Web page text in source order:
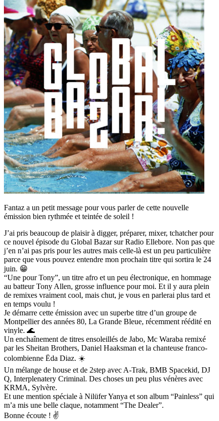
Fantaz a un petit message pour vous parler de cette nouvelle
émission bien rythmée et teintée de soleil !
J’ai pris beaucoup de plaisir à digger, préparer, mixer, tchatcher pour
ce nouvel épisode du Global Bazar sur Radio Ellebore. Non pas que
j’en n’ai pas pris pour les autres mais celle-là est un peu particulière
parce que vous pouvez entendre mon prochain titre qui sortira le 24
juin. 😁
“Une pour Tony”, un titre afro et un peu électronique, en hommage
au batteur Tony Allen, grosse influence pour moi. Et il y aura plein
de remixes vraiment cool, mais chut, je vous en parlerai plus tard et
en temps voulu !
Je démarre cette émission avec un superbe titre d’un groupe de
Montpellier des années 80, La Grande Bleue, récemment réédité en
vinyle. 🌊
Un enchaînement de titres ensoleillés de Jabo, Mc Waraba remixé
par les Sheitan Brothers, Daniel Haaksman et la chanteuse franco-
colombienne Ëda Diaz. ☀️
Un mélange de house et de 2step avec A-Trak, BMB Spacekid, DJ
Q, Interplenatery Criminal. Des choses un peu plus vénères avec
KRMA, Sylvère.
Et une mention spéciale à Nilüfer Yanya et son album “Painless” qui
m’a mis une belle claque, notamment “The Dealer”.
Bonne écoute ! ✌️